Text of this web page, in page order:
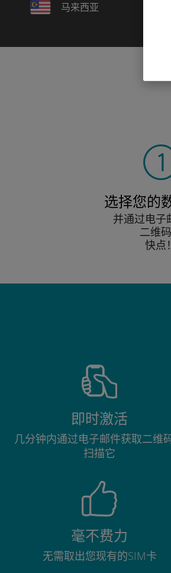
马来西亚
选择您的
并通过电子
二维码
快点！
即时激活
几分钟内通过电子邮件获取二维
扫描它
毫不费力
无需取出您现有的SIM卡